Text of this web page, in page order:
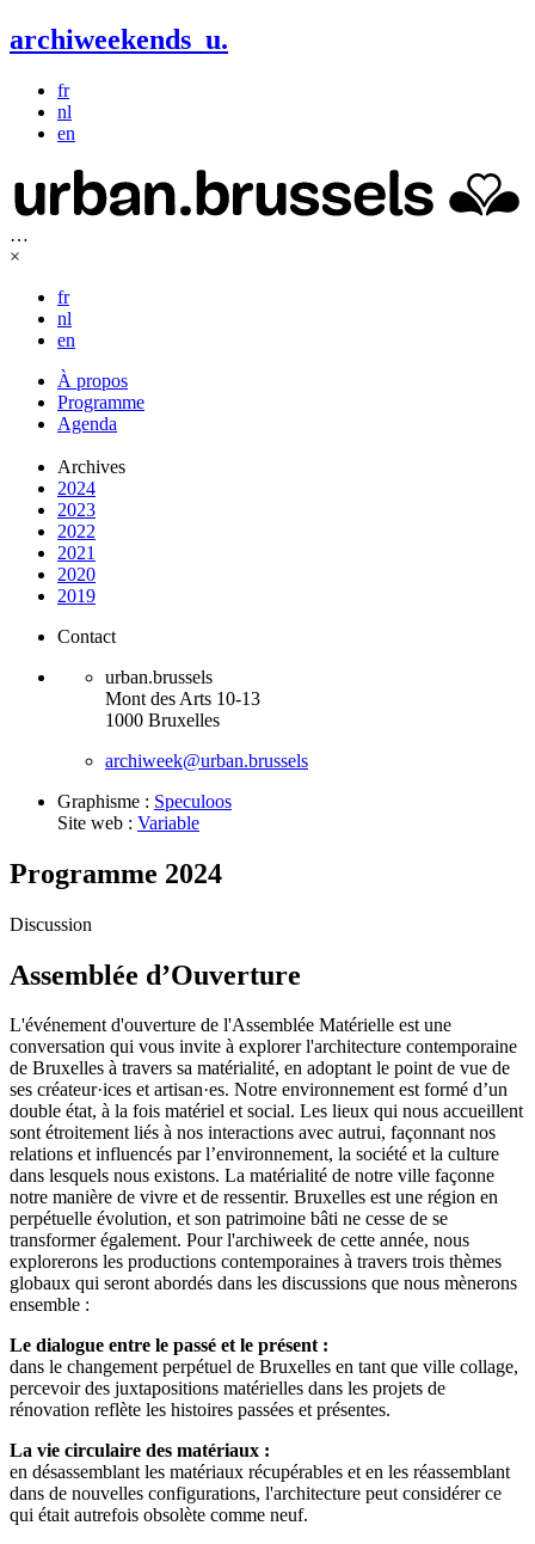
archiweekends u.
fr
nl
en
…
×
fr
nl
en
À propos
Programme
Agenda
Archives
2024
2023
2022
2021
2020
2019
Contact
urban.brussels
Mont des Arts 10-13
1000 Bruxelles
archiweek@urban.brussels
Graphisme : Speculoos
Site web : Variable
Programme 2024
Discussion
Assemblée d’Ouverture
L'événement d'ouverture de l'Assemblée Matérielle est une
conversation qui vous invite à explorer l'architecture contemporaine
de Bruxelles à travers sa matérialité, en adoptant le point de vue de
ses créateur·ices et artisan·es. Notre environnement est formé d’un
double état, à la fois matériel et social. Les lieux qui nous accueillent
sont étroitement liés à nos interactions avec autrui, façonnant nos
relations et influencés par l’environnement, la société et la culture
dans lesquels nous existons. La matérialité de notre ville façonne
notre manière de vivre et de ressentir. Bruxelles est une région en
perpétuelle évolution, et son patrimoine bâti ne cesse de se
transformer également. Pour l'archiweek de cette année, nous
explorerons les productions contemporaines à travers trois thèmes
globaux qui seront abordés dans les discussions que nous mènerons
ensemble :
Le dialogue entre le passé et le présent :
dans le changement perpétuel de Bruxelles en tant que ville collage,
percevoir des juxtapositions matérielles dans les projets de
rénovation reflète les histoires passées et présentes.
La vie circulaire des matériaux :
en désassemblant les matériaux récupérables et en les réassemblant
dans de nouvelles configurations, l'architecture peut considérer ce
qui était autrefois obsolète comme neuf.